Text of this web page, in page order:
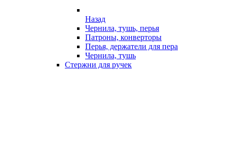
Назад
Чернила, тушь, перья
Патроны, конверторы
Перья, держатели для пера
Чернила, тушь
Стержни для ручек